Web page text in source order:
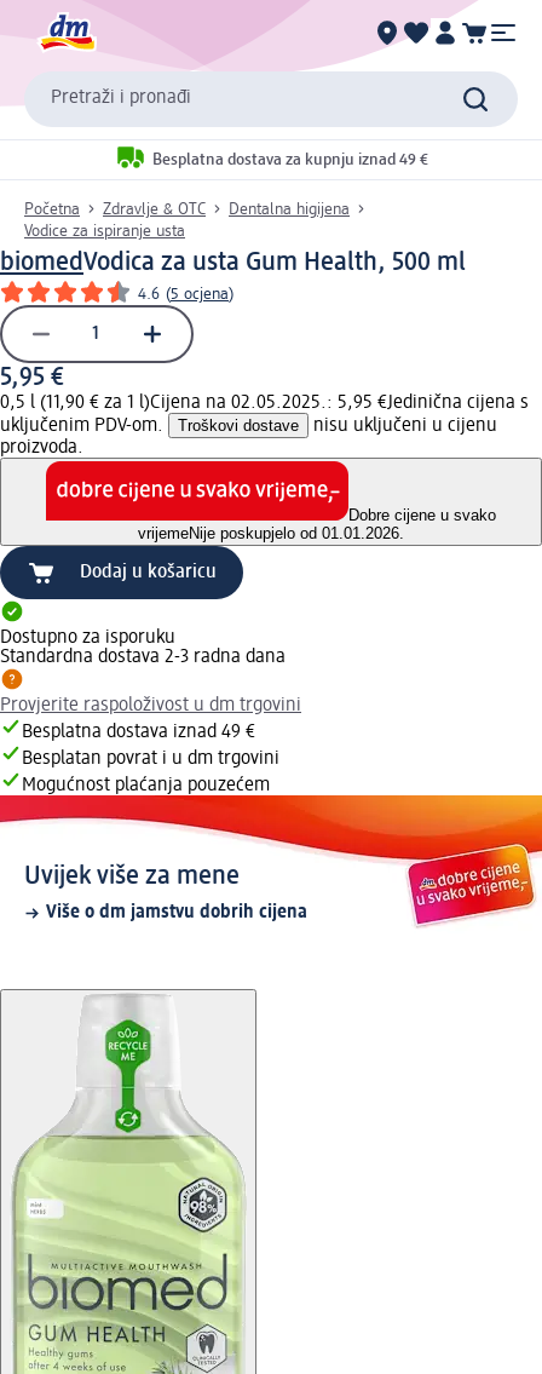
Pretraži i pronađi
Besplatna dostava za kupnju iznad 49 €
Početna Zdravlje & OTC
Dentalna higijena
Vodice za ispiranje usta
biomedVodica za usta Gum Health, 500 ml
4.6 (5 ocjena)
5,95 €
0,5 l (11,90 € za 1 l)Cijena na 02.05.2025.: 5,95 €Jedinična cijena s
uključenim PDV-om.
Troškovi dostave
nisu uključeni u cijenu
proizvoda.
Dobre cijene u svako
vrijemeNije poskupjelo od 01.01.2026.
Dodaj u košaricu
Dostupno za isporuku
Standardna dostava 2-3 radna dana
Provjerite raspoloživost u dm trgovini
Besplatna dostava iznad 49 €
Besplatan povrat i u dm trgovini
Mogućnost plaćanja pouzećem
Uvijek više za mene
Više o dm jamstvu dobrih cijena